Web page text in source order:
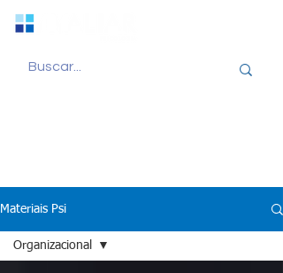
Materiais Psi
Organizacional